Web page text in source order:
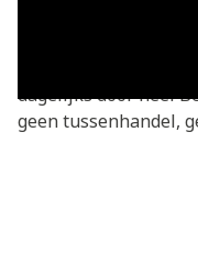
dagelijks door heel
geen tussenhandel,